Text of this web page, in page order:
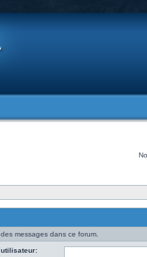
messages dans ce forum.